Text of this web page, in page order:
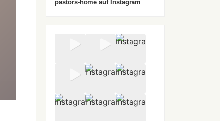
pastors-home auf Instagram